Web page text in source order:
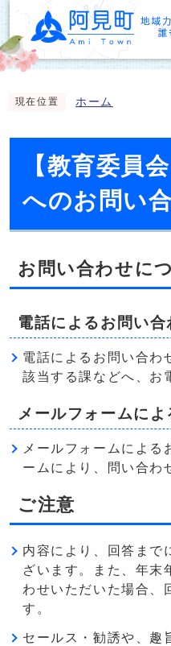
現在位置 ホーム
【教育委員
へのお問い
お問い合わせに
電話によるお問い合
電話によるお問い合わ
該当する課などへ、お
メールフォームに
メールフォームによる
ームにより、問い合わ
ご注意
内容により、回答まで
ざいます。また、年末
わせいただいた場合、
す。
セールス・勧誘や、趣